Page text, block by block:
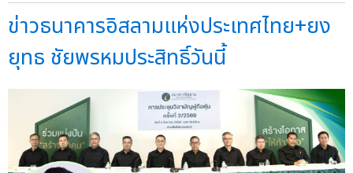
ข่าวธนาคารอิสลามแห่งประเทศไทย+ยง
ยุทธ ชัยพรหมประสิทธิ์วันนี้